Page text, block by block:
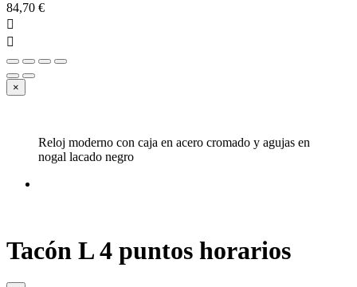
84,70 €


×
Reloj moderno con caja en acero cromado y agujas en
nogal lacado negro
Tacón L 4 puntos horarios